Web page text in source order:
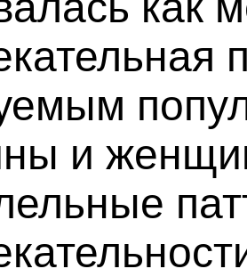
и